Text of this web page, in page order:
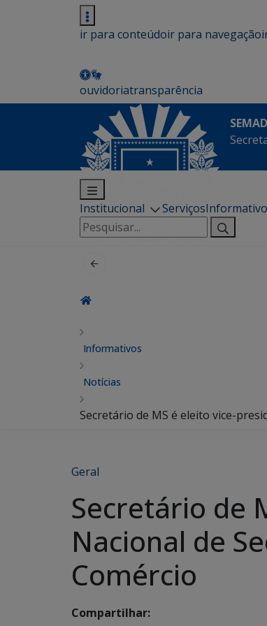
ir para conteúdoir para navegação
ouvidoriatransparência
Institucional Serviços
Pesquisar
por:
Informativos
Notícias
Secretário de MS é eleito vice-
Geral
Secretário de
Nacional de
Comércio
Compartilhar: